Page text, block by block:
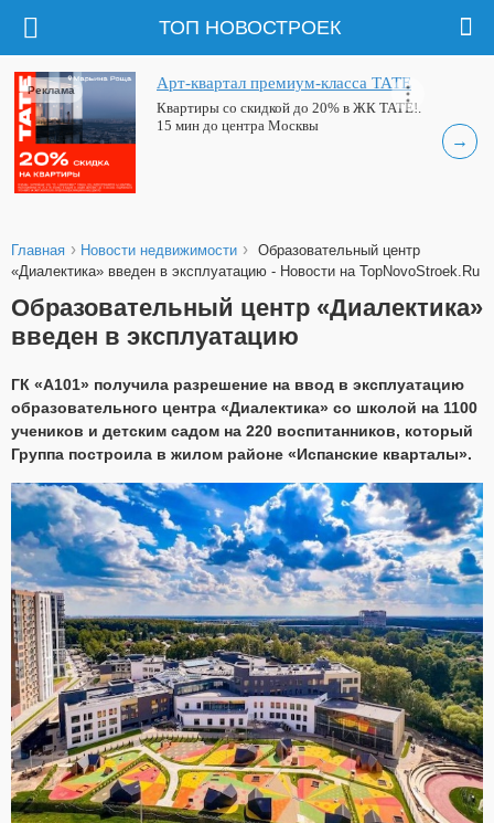
ТОП НОВОСТРОЕК
→
Арт-квартал премиум-класса ТАТЕ
Квартиры со скидкой до 20% в ЖК ТАТЕ!.
15 мин до центра Москвы
Реклама
Главная › Новости недвижимости › Образовательный центр
«Диалектика» введен в эксплуатацию - Новости на TopNovoStroek.Ru
Образовательный центр «Диалектика»
введен в эксплуатацию
ГК «А101» получила разрешение на ввод в эксплуатацию
образовательного центра «Диалектика» со школой на 1100
учеников и детским садом на 220 воспитанников, который
Группа построила в жилом районе «Испанские кварталы».